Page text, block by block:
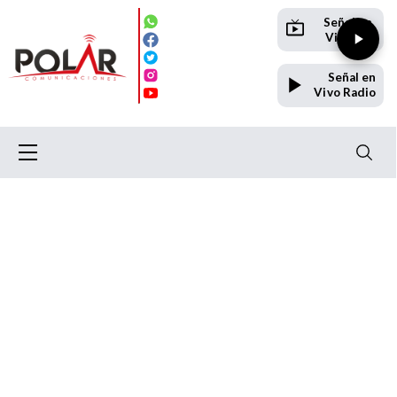
Señal en
Vivo TV
Señal en
Vivo Radio